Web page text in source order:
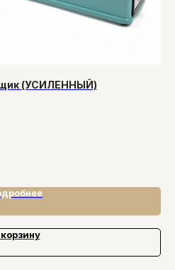
(УСИЛЕННЫЙ)
корзину